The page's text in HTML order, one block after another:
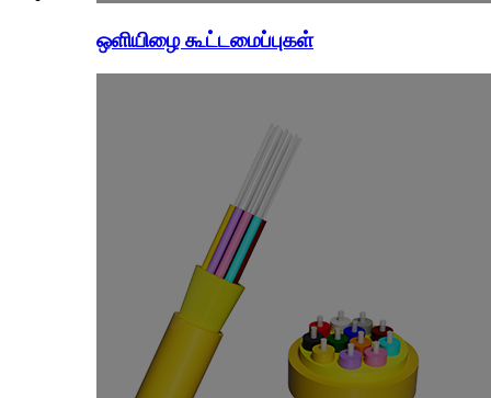
ஒளியிழை கூட்டமைப்புகள்